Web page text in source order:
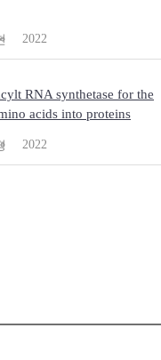
2022
RNA synthetase for the
acids into proteins
2022